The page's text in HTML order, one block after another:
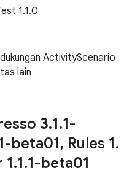
1.1.0
ActivityScenario
lain
3.1.1-
beta01, Rules 1.
.1.1-beta01